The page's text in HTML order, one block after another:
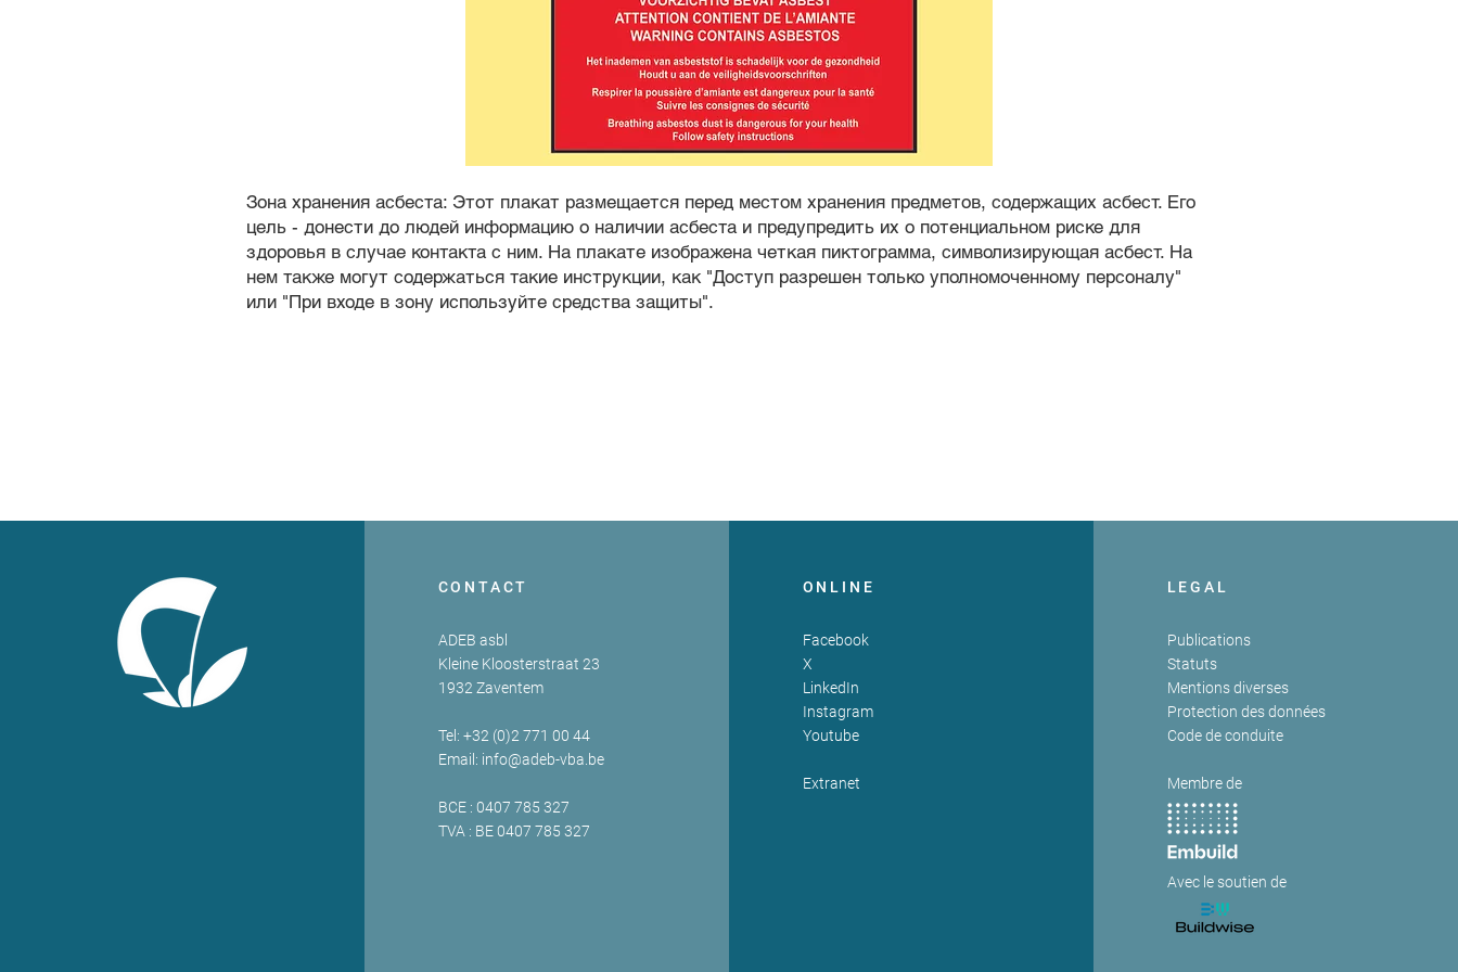
Зона хранения асбеста: Этот плакат размещается перед местом хранения предметов, содержащих асбест. Его
цель - донести до людей информацию о наличии асбеста и предупредить их о потенциальном риске для
здоровья в случае контакта с ним. На плакате изображена четкая пиктограмма, символизирующая асбест. На
нем также могут содержаться такие инструкции, как "Доступ разрешен только уполномоченному персоналу"
или "При входе в зону используйте средства защиты".
CONTACT
ADEB asbl
Kleine Kloosterstraat 23
1932 Zaventem
Tel: +32 (0)2 771 00 44
Email: info@adeb-vba.be
BCE : 0407 785 327
TVA : BE 0407 785 327
ONLINE
Facebook
X
LinkedIn
Instagram
Youtube
Extranet
LEGAL
Publications
Statuts
Mentions diverses
Protection des données
Code de conduite
Membre de
Avec le soutien de